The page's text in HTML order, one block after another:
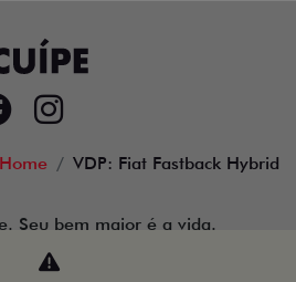
Home VDP: Fiat Fastback Hybrid
Seu bem maior é a vida.